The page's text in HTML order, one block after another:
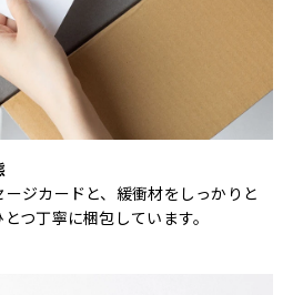
ジカードと、緩衝材をしっかりと
つ丁寧に梱包しています。